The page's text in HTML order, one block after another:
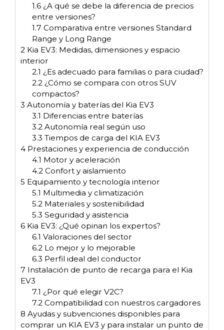
1.6¿A qué se debe la diferencia de precios
entre versiones?
1.7 Comparativa entre versiones Standard
Range y Long Range
2 Kia EV3: Medidas, dimensiones y espacio
interior
2.1 ¿Es adecuado para familias o para ciudad?
2.2¿Cómo se compara con otros SUV
compactos?
3 Autonomía y baterías del Kia EV3
3.1 Diferencias entre baterías
3.2Autonomía real según uso
3.3 Tiempos de carga del KIA EV3
4 Prestaciones y experiencia de conducción
4.1 Motor y aceleración
4.2Confort y aislamiento
5 Equipamiento y tecnología interior
5.1 Multimedia y climatización
5.2Materiales y sostenibilidad
5.3 Seguridad y asistencia
6 Kia EV3: ¿Qué opinan los expertos?
6.1 Valoraciones del sector
6.2Lo mejor y lo mejorable
6.3 Perfil ideal del conductor
7 Instalación de punto de recarga para el Kia
EV3
7.1 ¿Por qué elegir V2C?
7.2Compatibilidad con nuestros cargadores
8 Ayudas y subvenciones disponibles para
comprar un KIA EV3 y para instalar un punto de